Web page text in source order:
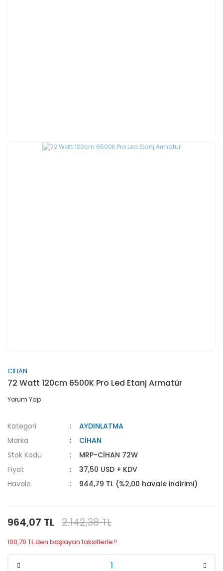
CİHAN
72 Watt 120cm 6500K Pro Led Etanj Armatür
Yorum Yap
Kategori
AYDINLATMA
Marka
CİHAN
Stok Kodu
MRP-CİHAN 72W
Fiyat
37,50 USD + KDV
Havale
944,79 TL (%2,00 havale indirimi)
964,07 TL 2.142,38 TL
100,70 TL den başlayan taksitlerle!!